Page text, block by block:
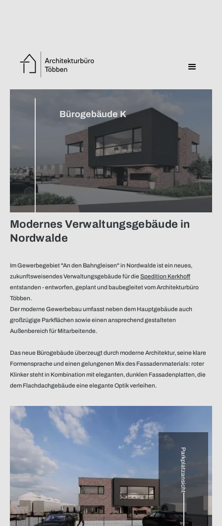
Zurück zur Übersicht
Bürogebäude K
Modernes Verwaltungsgebäude in
Nordwalde
Im Gewerbegebiet "An den Bahngleisen" in Nordwalde ist ein neues,
zukunftsweisendes Verwaltungsgebäude für dieSpedition Kerkhoff
entstanden - entworfen, geplant und baubegleitet vom Architekturbüro
Többen.
Der moderne Gewerbebau umfasst neben dem Hauptgebäude auch
großzügige Parkflächen sowie einen ansprechend gestalteten
Außenbereich für Mitarbeitende.
Das neue Bürogebäude überzeugt durch moderne Architektur, seine klare
Formensprache und einen gelungenen Mix des Fassadenmaterials: roter
Klinker steht in Kombination mit eleganten, dunklen Fassadenplatten, die
dem Flachdachgebäude eine elegante Optik verleihen.
Parkplatzansicht